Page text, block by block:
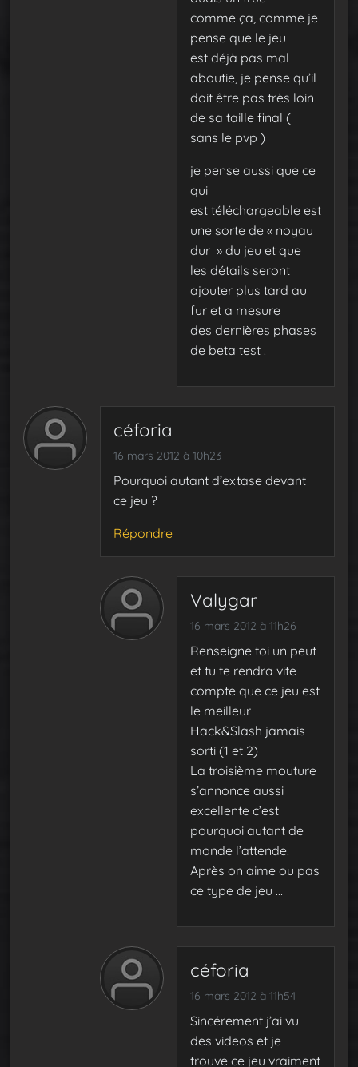
comme ça, comme je
pense que le jeu
est déjà pas mal
aboutie, je pense qu’il
doit être pas très loin
de sa taille final (
sans le pvp )
je pense aussi que ce
qui
est téléchargeable est
une sorte de « noyau
dur » du jeu et que
les détails seront
ajouter plus tard au
fur et a mesure
des dernières phases
de beta test .
céforia
16 mars 2012 à 10h23
Pourquoi autant d’extase devant
ce jeu ?
Répondre
Valygar
16 mars 2012 à 11h26
Renseigne toi un peut
et tu te rendra vite
compte que ce jeu est
le meilleur
Hack&Slash jamais
sorti (1 et 2)
La troisième mouture
s’annonce aussi
excellente c’est
pourquoi autant de
monde l’attende.
Après on aime ou pas
ce type de jeu …
céforia
16 mars 2012 à 11h54
Sincérement j’ai vu
des videos et je
trouve ce jeu vraiment